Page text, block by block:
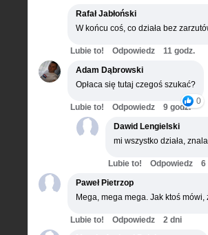
Rafał Jabłoński
W końcu coś, co działa bez
Lubie to! Odpowiedz
11 godz.
Adam Dąbrowski
Opłaca się tutaj czegoś szukać?
0
Lubie to! Odpowiedz
9 godz.
Dawid Lengielski
mi wszystko działa,
Lubie to! Odpowiedz
6
Paweł Pietrzop
Mega, mega mega. Jak ktoś
Lubie to! Odpowiedz
2 dni